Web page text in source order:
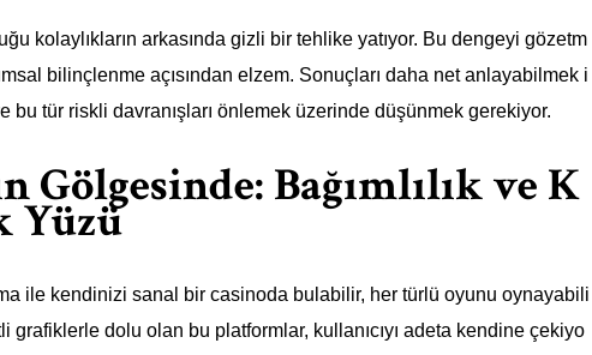
kolaylıkların arkasında gizli bir tehlike yatıyor. Bu dengeyi gözetm
bilinçlenme açısından elzem. Sonuçları daha net anlayabilmek i
bu tür riskli davranışları önlemek üzerinde düşünmek gerekiyor.
Bağımlılık ve K
Yüzü
ile kendinizi sanal bir casinoda bulabilir, her türlü oyunu oynayabili
grafiklerle dolu olan bu platformlar, kullanıcıyı adeta kendine çekiyo